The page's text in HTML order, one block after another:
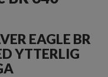
EAGLE BR
YTTERLIG